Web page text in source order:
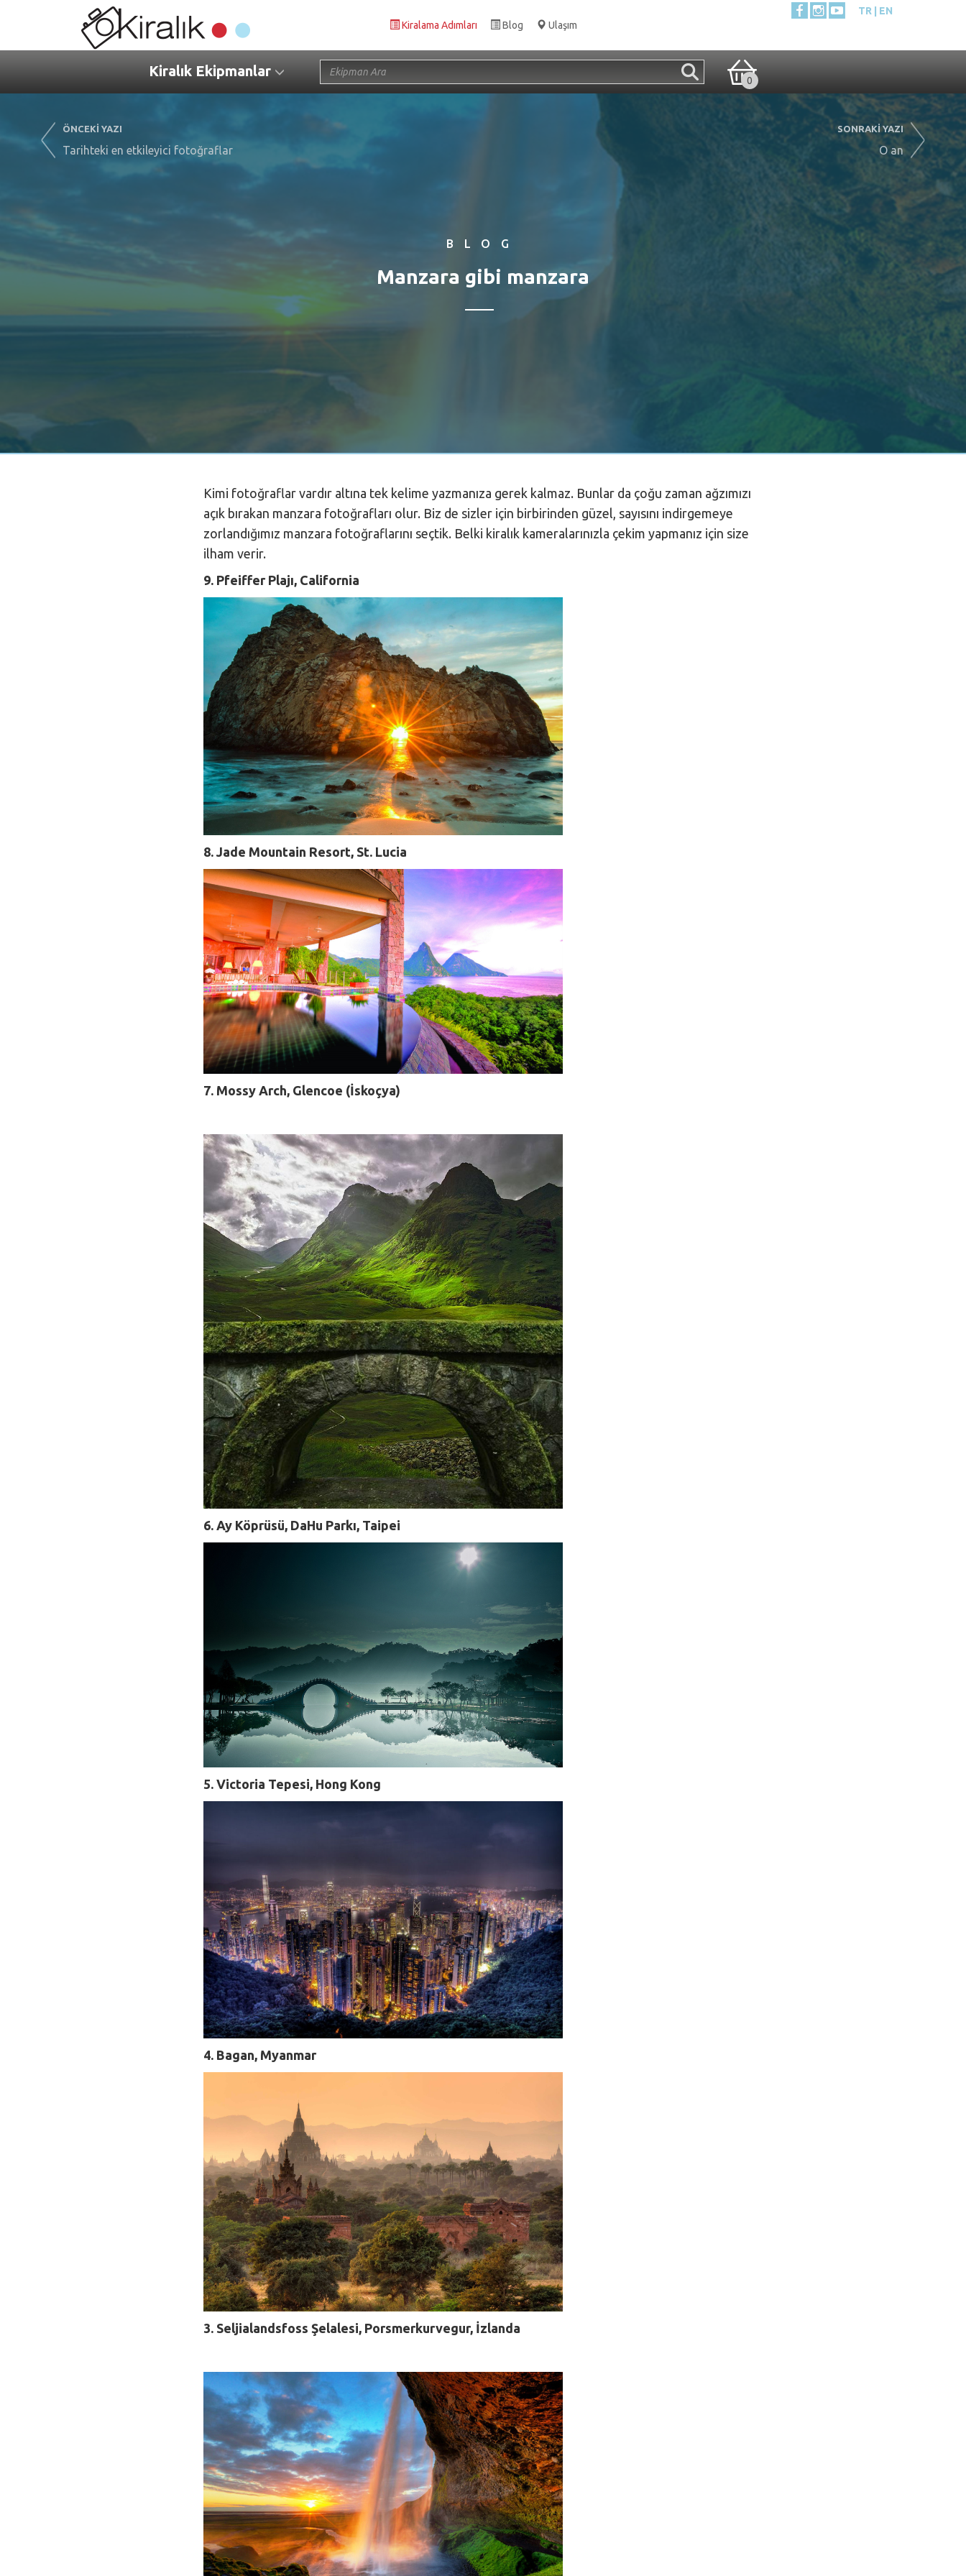
Kiralama Adımları Blog Ulaşım
TR EN
Kiralık Ekipmanlar
0
BLOG
Manzara gibi manzara
ÖNCEKİ YAZI
Tarihteki en etkileyici fotoğraflar
SONRAKİ YAZI
O an
Kimi fotoğraflar vardır altına tek kelime yazmanıza gerek kalmaz. Bunlar da çoğu zaman ağzımızı
açık bırakan manzara fotoğrafları olur. Biz de sizler için birbirinden güzel, sayısını indirgemeye
zorlandığımız manzara fotoğraflarını seçtik. Belki kiralık kameralarınızla çekim yapmanız için size
ilham verir.
9. Pfeiffer Plajı, California
8. Jade Mountain Resort, St. Lucia
7. Mossy Arch, Glencoe (İskoçya)
6. Ay Köprüsü, DaHu Parkı, Taipei
5. Victoria Tepesi, Hong Kong
4. Bagan, Myanmar
3. Seljialandsfoss Şelalesi, Porsmerkurvegur, İzlanda